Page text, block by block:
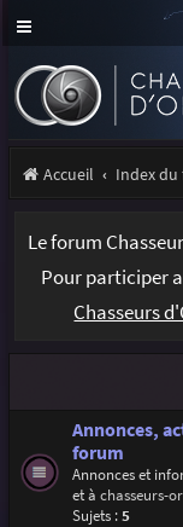
Accueil Index
Le forum
Pour participer
Chasseurs
Annonces,
forum
Annonces et
et à chasseurs-
Sujets :5